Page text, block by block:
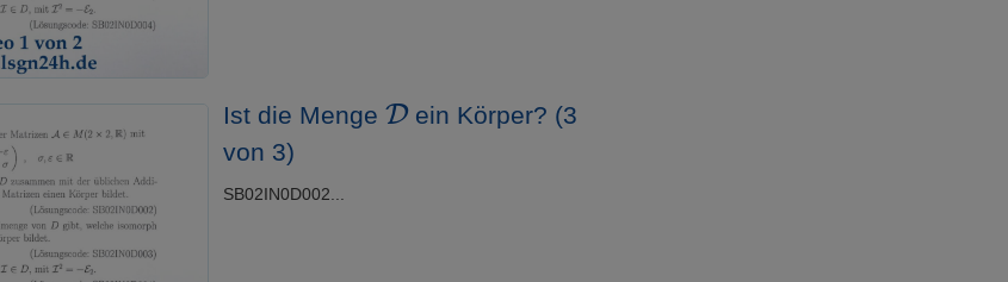
Ist die Menge
D
ein Körper? (3
von 3)
SB02IN0D002...